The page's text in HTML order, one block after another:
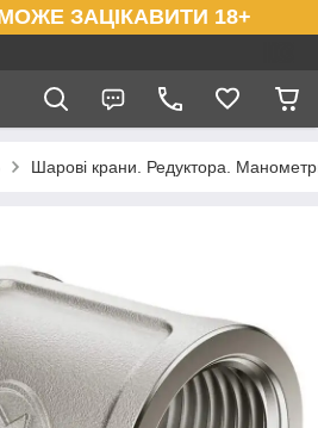
ЗАЦІКАВИТИ 18+
Шарові крани. Редуктора.